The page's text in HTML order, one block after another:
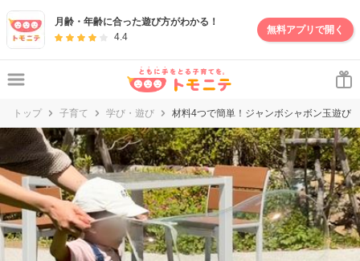
月齢・年齢に合った遊び方がわかる！
4.4
無料アプリで開く
トップ 子育て 学び・遊び 材料4つで簡単！ジャンボシャボン玉遊び